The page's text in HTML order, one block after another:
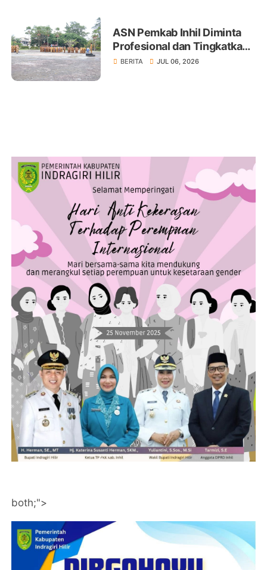
ASN Pemkab Inhil Diminta
Profesional dan Tingkatkan
Pelayanan Publik
BERITA JUL 06, 2026
both;">